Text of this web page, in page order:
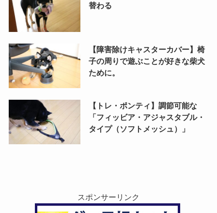
替わる
【障害除けキャスターカバー】椅
子の周りで遊ぶことが好きな柴犬
ために。
【トレ・ポンティ】調節可能な
「フィッビア・アジャスタブル・
タイプ（ソフトメッシュ）」
スポンサーリンク